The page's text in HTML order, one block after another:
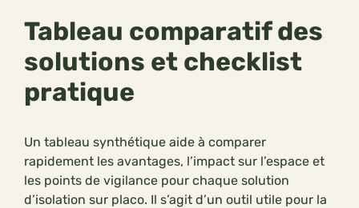
Tableau comparatif des
solutions et checklist
pratique
Un tableau synthétique aide à comparer
rapidement les avantages, l’impact sur l’espace et
les points de vigilance pour chaque solution
d’isolation sur placo. Il s’agit d’un outil utile pour la